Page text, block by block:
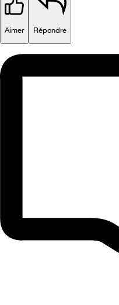
Aimer Répondre